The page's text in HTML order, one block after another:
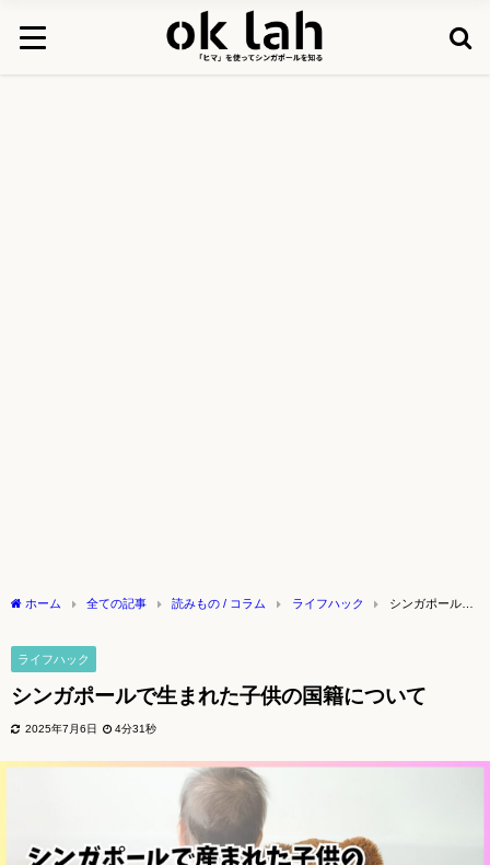
ホーム 全ての記事 読みもの / コラム ライフハック
シンガポールで
ライフハック
シンガポールで生まれた子供の国籍について
2025年7月6日 4分31秒